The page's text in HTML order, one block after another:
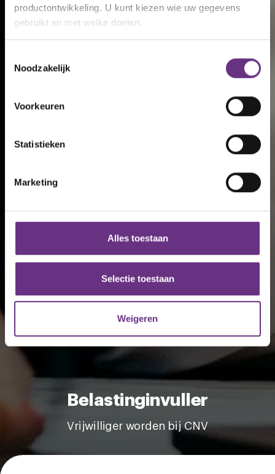
productontwikkeling. U kunt kiezen wie uw gegevens
gebruikt en met welke doelen.
Informatie verzamelen over uw geografische
Uw apparaat identificeren door het actief te
scannen op specifieke eigenschappen (fingerprinting)
verwerkt en stel uw voorkeuren in het
detailgedeelte in.
en om ons websiteverkeer te analyseren. Ook delen we
partners voor social media, adverteren en analyse. Deze
partners kunnen deze gegevens combineren met andere
verzameld op basis van uw gebruik van hun services.
U kunt uw toestemming op elk moment wijzigen of
intrekken via de
cookieverklaring
of door te klikken op
het ronde cookie-instellingenicoontje linksonder op de
pagina.
Noodzakelijk
Voorkeuren
Statistieken
Marketing
Alles toestaan
Selectie toestaan
Weigeren
Belastinginvuller
Vrijwilliger worden bij CNV